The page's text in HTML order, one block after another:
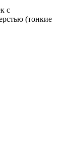
с
(тонкие